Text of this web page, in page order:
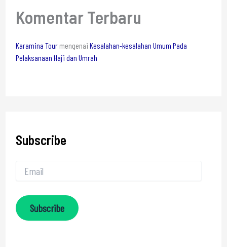
Komentar Terbaru
Karamina Tourmengenai Kesalahan-kesalahan Umum Pada
Pelaksanaan Haji dan Umrah
Subscribe
Subscribe